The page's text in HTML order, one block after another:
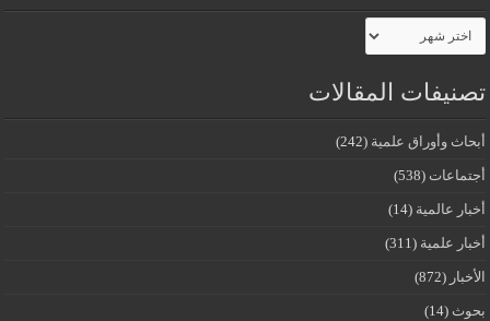
الأرشيف
تصنيفات المقالات
أبحاث وأوراق علمية (242)
أجتماعات (538)
أخبار عالمية (14)
أخبار علمية (311)
الأخبار (872)
بحوث (14)